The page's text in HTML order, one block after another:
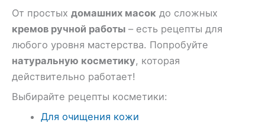
От простых домашних масок до сложных
кремов ручной работы – есть рецепты для
любого уровня мастерства. Попробуйте
натуральную косметику, которая
действительно работает!
Выбирайте рецепты косметики:
Для очищения кожи